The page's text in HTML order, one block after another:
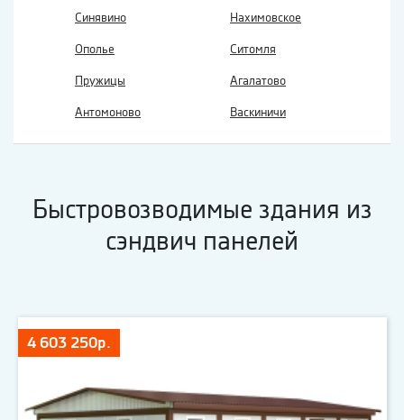
Синявино Нахимовское
Ополье Ситомля
Пружицы Агалатово
Антомоново Васкиничи
Быстровозводимые здания из
сэндвич панелей
4 603 250р.